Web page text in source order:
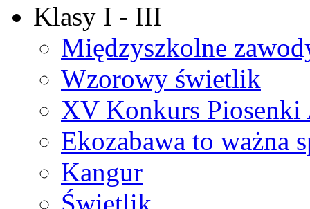
Klasy I - III
Międzyszkolne
Wzorowy świetlik
XV Konkurs Piosenki
Ekozabawa to ważna
Kangur
Świetlik